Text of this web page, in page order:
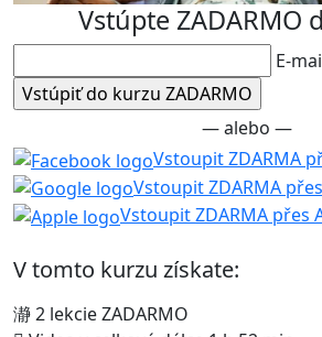
Vstúpte ZADARMO
E-
— alebo —
Vstoupit ZDARMA
Vstoupit ZDARMA
Vstoupit ZDARMA přes
V tomto kurzu získate:
2 lekcie ZADARMO